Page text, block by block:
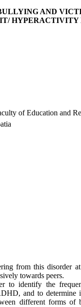
AND
HYPERACTIVITY
of Education and
from this disorder
towards peers.
to identify the
and to determine
different forms